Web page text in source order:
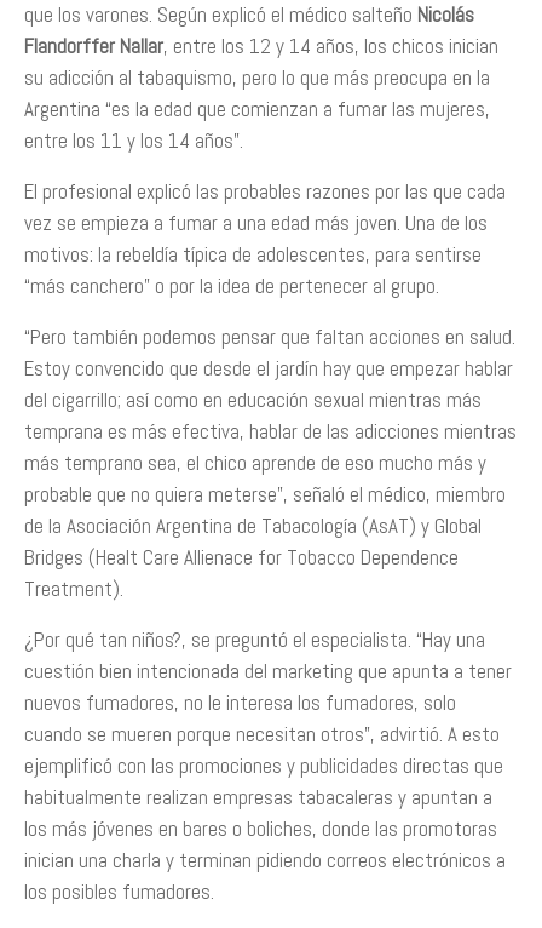
que los varones. Según explicó el médico salteño Nicolás
Flandorffer Nallar, entre los 12 y 14 años, los chicos inician
su adicción al tabaquismo, pero lo que más preocupa en la
Argentina “es la edad que comienzan a fumar las mujeres,
entre los 11 y los 14 años”.
El profesional explicó las probables razones por las que cada
vez se empieza a fumar a una edad más joven. Una de los
motivos: la rebeldía típica de adolescentes, para sentirse
“más canchero” o por la idea de pertenecer al grupo.
“Pero también podemos pensar que faltan acciones en salud.
Estoy convencido que desde el jardín hay que empezar hablar
del cigarrillo; así como en educación sexual mientras más
temprana es más efectiva, hablar de las adicciones mientras
más temprano sea, el chico aprende de eso mucho más y
probable que no quiera meterse”, señaló el médico, miembro
de la Asociación Argentina de Tabacología (AsAT) y Global
Bridges (Healt Care Allienace for Tobacco Dependence
Treatment).
¿Por qué tan niños?, se preguntó el especialista. “Hay una
cuestión bien intencionada del marketing que apunta a tener
nuevos fumadores, no le interesa los fumadores, solo
cuando se mueren porque necesitan otros”, advirtió. A esto
ejemplificó con las promociones y publicidades directas que
habitualmente realizan empresas tabacaleras y apuntan a
los más jóvenes en bares o boliches, donde las promotoras
inician una charla y terminan pidiendo correos electrónicos a
los posibles fumadores.